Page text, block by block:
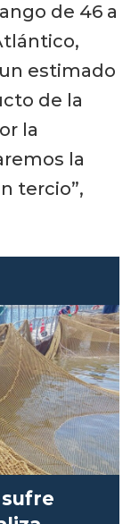
de 46 a
estimado
de la
la
la
tercio”,